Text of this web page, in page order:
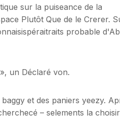
sur la puiseance de la
Plutôt Que de le Crerer.
probable
un Déclaré von.
et des paniers yeezy.
– selements la